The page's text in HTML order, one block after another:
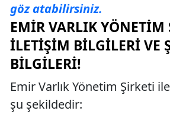
göz atabilirsiniz.
EMIR VARLIK YÖNETIM
İLETIŞIM BILGILERI VE
BILGILERI!
Emir Varlık Yönetim Şirketi
şu şekildedir: